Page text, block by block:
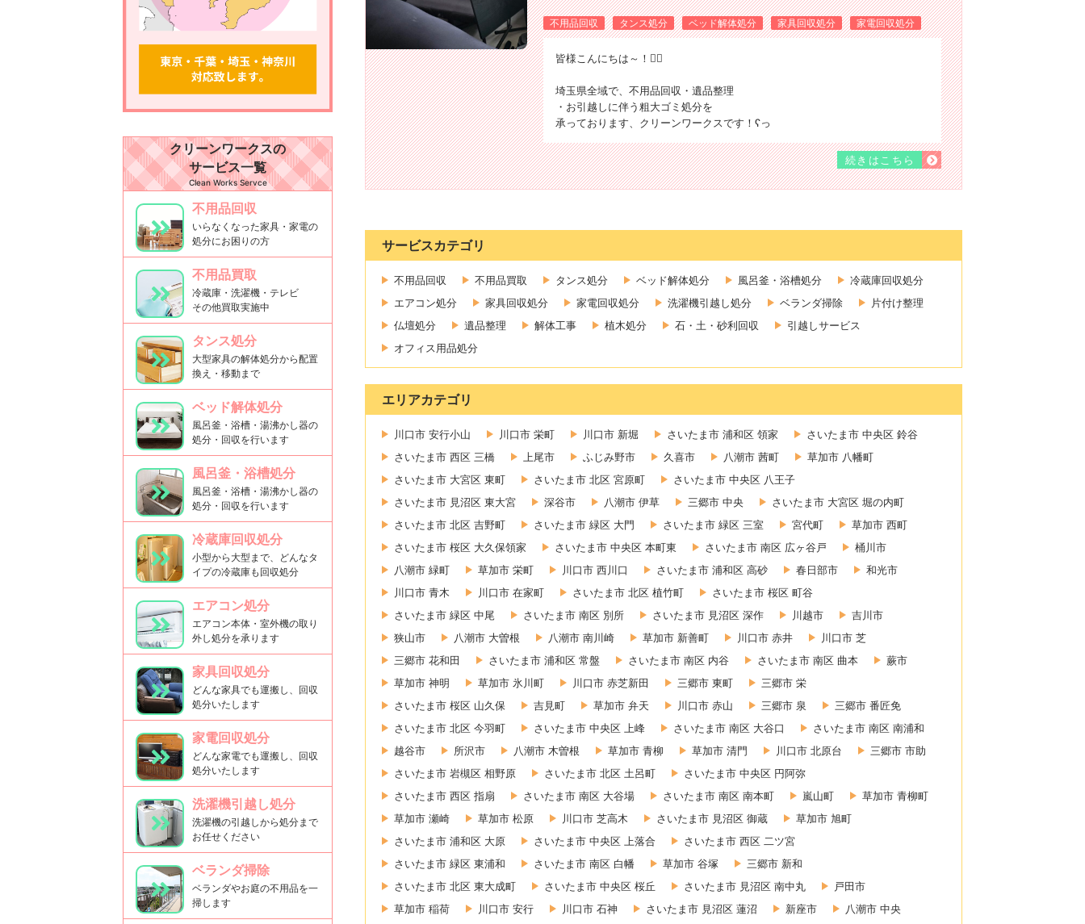
不用品回収 タンス処分 ベッド解体処分 家具回収処分 家電回収処分
​皆様こんにちは～！🙂‍↕️
埼玉県全域で、不用品回収・遺品整理
・お引越しに伴う粗大ゴミ処分を
承っております、クリーンワークスです！ʕ⁠っ
続きはこちら
サービスカテゴリ
不用品回収 不用品買取 タンス処分 ベッド解体処分 風呂釜・浴槽処分
冷蔵庫回収処分
エアコン処分
家具回収処分 家電回収処分 洗濯機引越し処分 ベランダ掃除
片付け整理
仏壇処分
遺品整理 解体工事 植木処分 石・土・砂利回収
引越しサービス
オフィス用品処分
エリアカテゴリ
川口市 安行小山 川口市 栄町 川口市 新堀 さいたま市 浦和区 領家
さいたま市 中央区 鈴谷
さいたま市 西区 三橋
上尾市 ふじみ野市 久喜市 八潮市 茜町
草加市 八幡町
さいたま市 大宮区 東町
さいたま市 北区 宮原町
さいたま市 中央区 八王子
さいたま市 見沼区 東大宮
深谷市 八潮市 伊草 三郷市 中央
さいたま市 大宮区 堀の内町
さいたま市 北区 吉野町
さいたま市 緑区 大門 さいたま市 緑区 三室 宮代町
草加市 西町
さいたま市 桜区 大久保領家
さいたま市 中央区 本町東 さいたま市 南区 広ヶ谷戸
桶川市
八潮市 緑町
草加市 栄町 川口市 西川口 さいたま市 浦和区 高砂 春日部市
和光市
川口市 青木
川口市 在家町 さいたま市 北区 植竹町
さいたま市 桜区 町谷
さいたま市 緑区 中尾
さいたま市 南区 別所 さいたま市 見沼区 深作 川越市
吉川市
狭山市
八潮市 大曽根 八潮市 南川崎 草加市 新善町 川口市 赤井
川口市 芝
三郷市 花和田
さいたま市 浦和区 常盤 さいたま市 南区 内谷 さいたま市 南区 曲本
蕨市
草加市 神明
草加市 氷川町 川口市 赤芝新田 三郷市 東町
三郷市 栄
さいたま市 桜区 山久保
吉見町 草加市 弁天 川口市 赤山 三郷市 泉
三郷市 番匠免
さいたま市 北区 今羽町
さいたま市 中央区 上峰 さいたま市 南区 大谷口
さいたま市 南区 南浦和
越谷市
所沢市 八潮市 木曽根 草加市 青柳 草加市 清門 川口市 北原台
三郷市 市助
さいたま市 岩槻区 相野原
さいたま市 北区 土呂町
さいたま市 中央区 円阿弥
さいたま市 西区 指扇
さいたま市 南区 大谷場 さいたま市 南区 南本町 嵐山町
草加市 青柳町
草加市 瀬崎
草加市 松原 川口市 芝高木 さいたま市 見沼区 御蔵
草加市 旭町
さいたま市 浦和区 大原
さいたま市 中央区 上落合
さいたま市 西区 二ツ宮
さいたま市 緑区 東浦和
さいたま市 南区 白幡 草加市 谷塚
三郷市 新和
さいたま市 北区 東大成町
さいたま市 中央区 桜丘 さいたま市 見沼区 南中丸
戸田市
草加市 稲荷
川口市 安行 川口市 石神 さいたま市 見沼区 蓮沼 新座市
八潮市 中央
クリーンワークスの
サービス一覧
Clean Works Servce
不用品回収
いらなくなった家具・家電の
処分にお困りの方
不用品買取
冷蔵庫・洗濯機・テレビ
その他買取実施中
タンス処分
大型家具の解体処分から配置
換え・移動まで
ベッド解体処分
風呂釜・浴槽・湯沸かし器の
処分・回収を行います
風呂釜・浴槽処分
風呂釜・浴槽・湯沸かし器の
処分・回収を行います
冷蔵庫回収処分
小型から大型まで、どんなタ
イプの冷蔵庫も回収処分
エアコン処分
エアコン本体・室外機の取り
外し処分を承ります
家具回収処分
どんな家具でも運搬し、回収
処分いたします
家電回収処分
どんな家電でも運搬し、回収
処分いたします
洗濯機引越し処分
洗濯機の引越しから処分まで
お任せください
ベランダ掃除
ベランダやお庭の不用品を一
掃します